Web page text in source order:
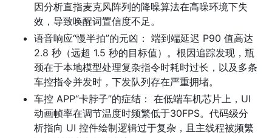
因分析直指麦克风阵列的降噪算法在高噪环境下失
效，导致唤醒词置信度不足。
语音响应“慢半拍”的元凶： 端到端延迟 P90 值高达
2.8 秒（远超 1.5 秒的目标值）。根因追踪发现，瓶
颈在于本地模型处理复杂指令时耗时过长，以及多条
车控指令并发时，下发队列存在严重拥堵。
车控 APP“卡脖子”的症结： 在低端车机芯片上，UI
动画帧率在调节温度时频繁低于30FPS。代码级分
析指向 UI 控件绘制逻辑过于复杂，且主线程被频繁